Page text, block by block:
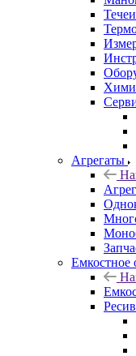
Агрегаты
Емкостное